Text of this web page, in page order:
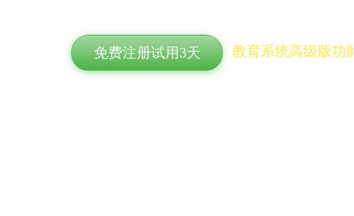
免费注册试用3天 教育系统高级版功